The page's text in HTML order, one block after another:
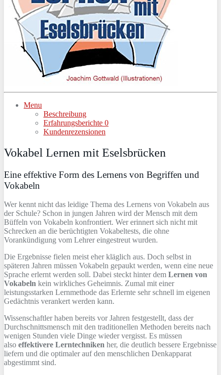
Menu
Beschreibung
Erfahrungsberichte 0
Kundenrezensionen
Vokabel Lernen mit Eselsbrücken
Eine effektive Form des Lernens von Begriffen und
Vokabeln
Wer kennt nicht das leidige Thema des Lernens von Vokabeln aus
der Schule? Schon in jungen Jahren wird der Mensch mit dem
Büffeln von Vokabeln konfrontiert. Wer erinnert sich nicht mit
Schrecken an die berüchtigten Vokabeltests, die ohne
Vorankündigung vom Lehrer eingestreut wurden.
Die Ergebnisse fielen meist eher kläglich aus. Doch selbst in
späteren Jahren müssen Vokabeln gepaukt werden, wenn eine neue
Sprache erlernt werden soll. Dabei steckt hinter dem Lernen von
Vokabeln kein wirkliches Geheimnis. Zumal mit einer
leistungsstarken Lernmethode das Erlernte sehr schnell im eigenen
Gedächtnis verankert werden kann.
Wissenschaftler haben bereits vor Jahren festgestellt, dass der
Durchschnittsmensch mit den traditionellen Methoden bereits nach
wenigen Stunden viele Dinge wieder vergisst. Es müssen
also effektivere Lerntechniken her, die deutlich bessere Ergebnisse
liefern und die optimaler auf den menschlichen Denkapparat
abgestimmt sind.